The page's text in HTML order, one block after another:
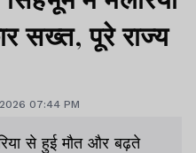
सख्त, पूरे राज्य
07:44 PM
से हुई मौत और बढ़ते